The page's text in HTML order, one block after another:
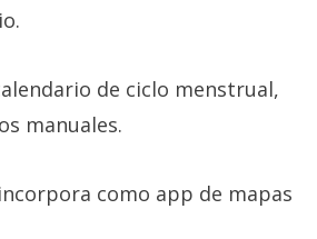
de ciclo menstrual,
manuales.
como app de mapas